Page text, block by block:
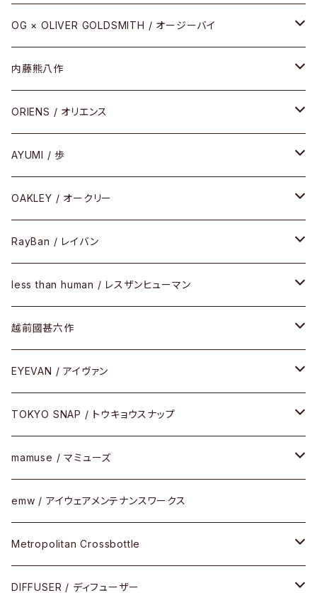
REVIVAL EDITION
HEAVY EDITION
COMBI （コンビシリーズ）
PREMIUM（プレミアムシリーズ）
PLASTIC（プラスティックシリーズ）
SIRMONT（サーモントシリーズ）
SUNSHIFT
ケア用品
メタル
セル
コンビ
OG × OLIVER GOLDSMITH / オージーバイ
メタル
セル
コンビ
内藤熊八作
セル
メタル
コンビ
ORIENS / オリエンス
セルフレーム
メタルフレーム
その他
AYUMI / 歩
セルフレーム
OAKLEY / オークリー
メガネフレーム
サングラス
Frogskins(フロッグスキン )
Latch(ラッチ)
その他
修理
小物
RayBan / レイバン
メガネフレーム
サングラス
その他
less than human / レスザンヒューマン
メガネフレーム
サングラス
その他
越前國甚六作
セルフレーム
メタルフレーム
コンビフレーム
EYEVAN / アイヴァン
メガネ
サングラス
その他
TOKYO SNAP / トウキョウスナップ
セルフレーム
メタルフレーム
コンビネーション
mamuse / マミューズ
セル
メタル
コンビ
emw / アイウェアメンテナンスワークス
Metropolitan Crossbottle
30cm×30cm
DIFFUSER / ディフューザー